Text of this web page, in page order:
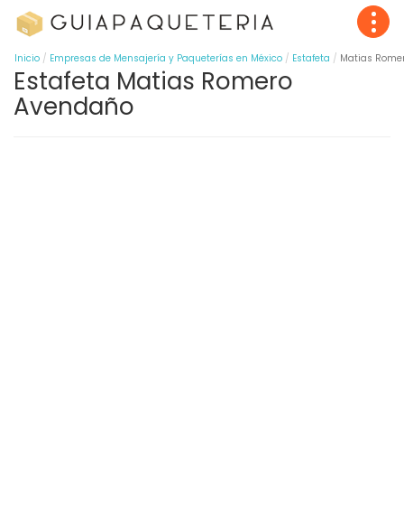
Inicio Empresas de Mensajería y Paqueterías en México Estafeta Matias
Estafeta Matias Romero
Avendaño